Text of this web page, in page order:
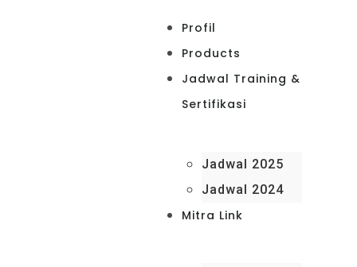
Profil
Products
Jadwal Training &
Sertifikasi
Jadwal 2025
Jadwal 2024
Mitra Link